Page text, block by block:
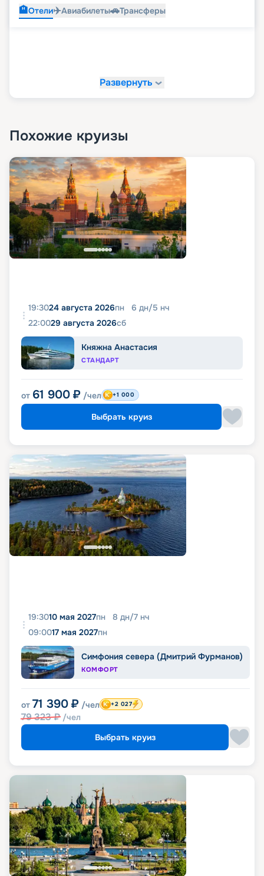
🏨Отели✈️Авиабилеты🚗Трансферы
Развернуть
Похожие круизы
19:3024 августа 2026пн 6 дн/5 нч
22:0029 августа 2026сб
Княжна Анастасия
СТАНДАРТ
от 61 900 ₽ /чел +1 000
Выбрать круиз
19:3010 мая 2027пн 8 дн/7 нч
09:0017 мая 2027пн
Симфония севера (Дмитрий Фурманов)
КОМФОРТ
от 71 390 ₽ /чел
79 323₽ /чел
+2 027
Выбрать круиз